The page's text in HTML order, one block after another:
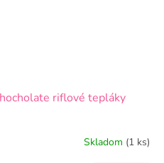
riflové tepláky
Skladom (1 ks)